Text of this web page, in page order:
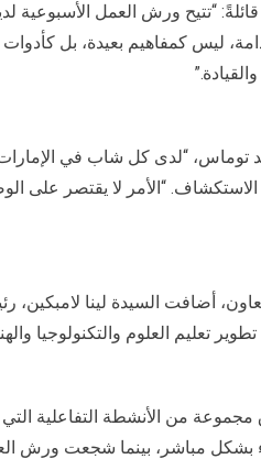
“تتيح ورش العمل الأسبوعية
ليس كمفاهيم بعيدة، بل
“الأمر لا يقتصر على
أضافت السيدة لينا لامبكين،
تطوير تعليم العلوم
من الأنشطة التفاعلية
بشكل مباشر، بينما شجعت ورش